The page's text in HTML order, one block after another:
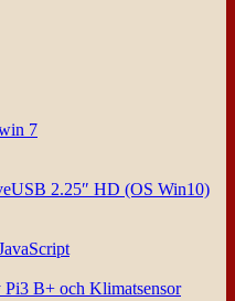
7
2.25″ HD (OS Win10)
Pi3 B+ och Klimatsensor